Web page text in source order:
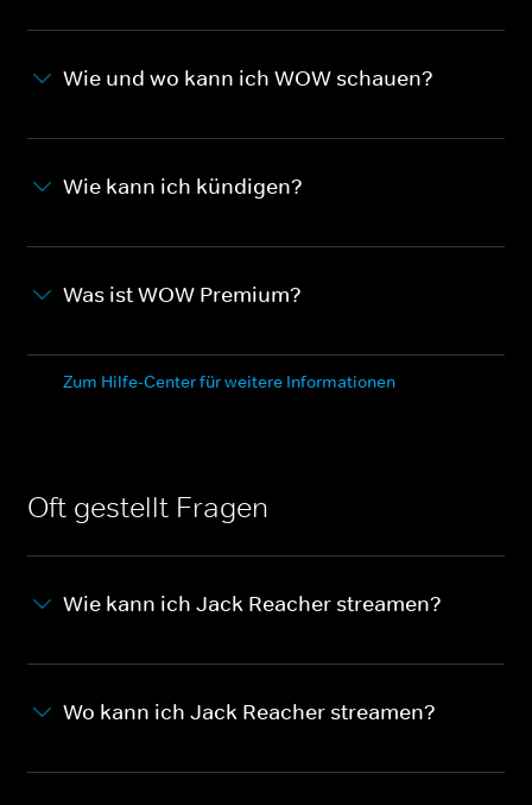
Wie und wo kann ich WOW schauen?
Wie kann ich kündigen?
Was ist WOW Premium?
Zum Hilfe-Center für weitere Informationen
Oft gestellt Fragen
Wie kann ich Jack Reacher streamen?
Wo kann ich Jack Reacher streamen?